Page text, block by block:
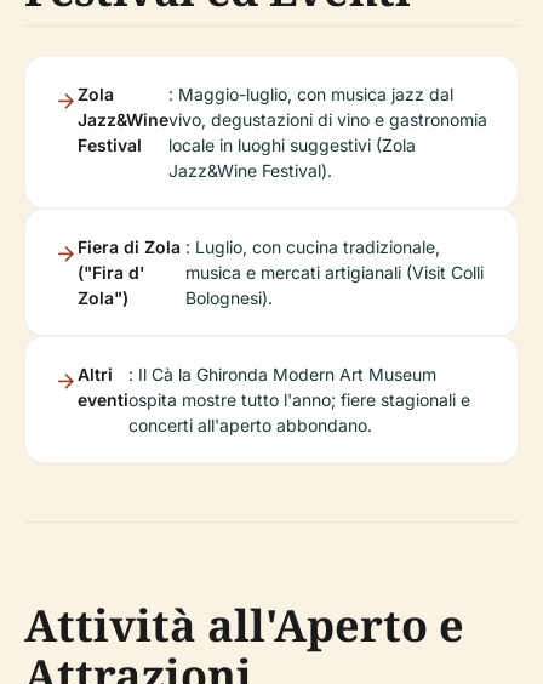
Zola
Jazz&Wine
Festival
: Maggio-luglio, con musica jazz dal
vivo, degustazioni di vino e gastronomia
locale in luoghi suggestivi (Zola
Jazz&Wine Festival).
Fiera di Zola
("Fira d'
Zola")
: Luglio, con cucina tradizionale,
musica e mercati artigianali (Visit Colli
Bolognesi).
Altri
eventi
: Il Cà la Ghironda Modern Art Museum
ospita mostre tutto l'anno; fiere stagionali e
concerti all'aperto abbondano.
Attività all'Aperto e